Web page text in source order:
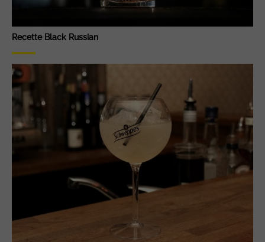
Recette Black Russian